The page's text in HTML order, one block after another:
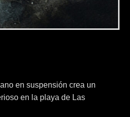
en suspensión crea un
en la playa de Las